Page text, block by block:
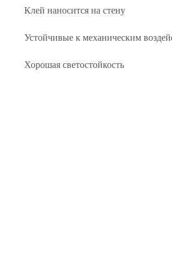
Клей наносится на стену
Устойчивые к механическим
Хорошая светостойкость